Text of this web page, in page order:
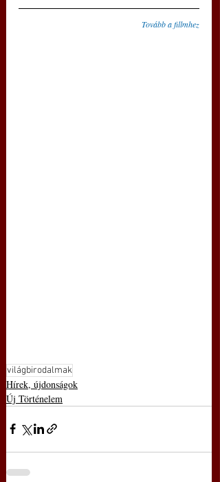
Tovább a fillmhez
világbirodalmak
Hírek, újdonságok
Új Történelem